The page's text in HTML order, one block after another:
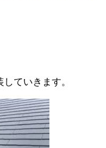
ていきます。